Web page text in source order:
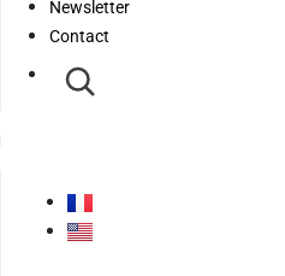
Newsletter
Contact